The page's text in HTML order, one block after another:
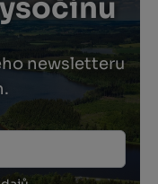
newsletteru